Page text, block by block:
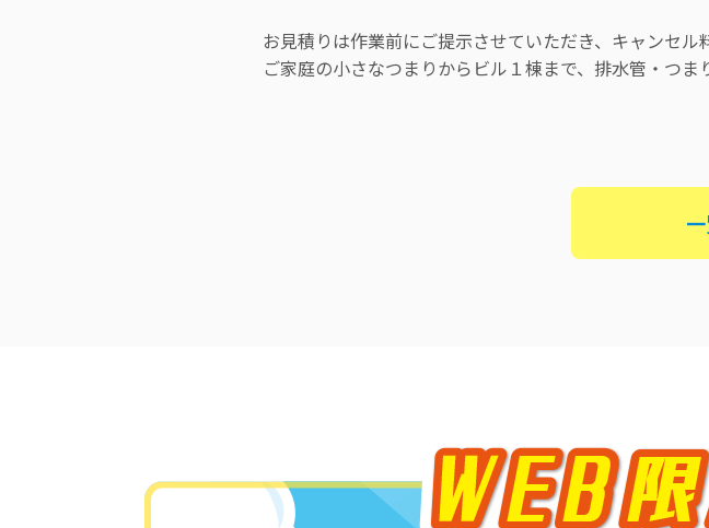
お見積りは作業前にご提示させていただき、キャンセル
ご家庭の小さなつまりからビル１棟まで、排水管・つ